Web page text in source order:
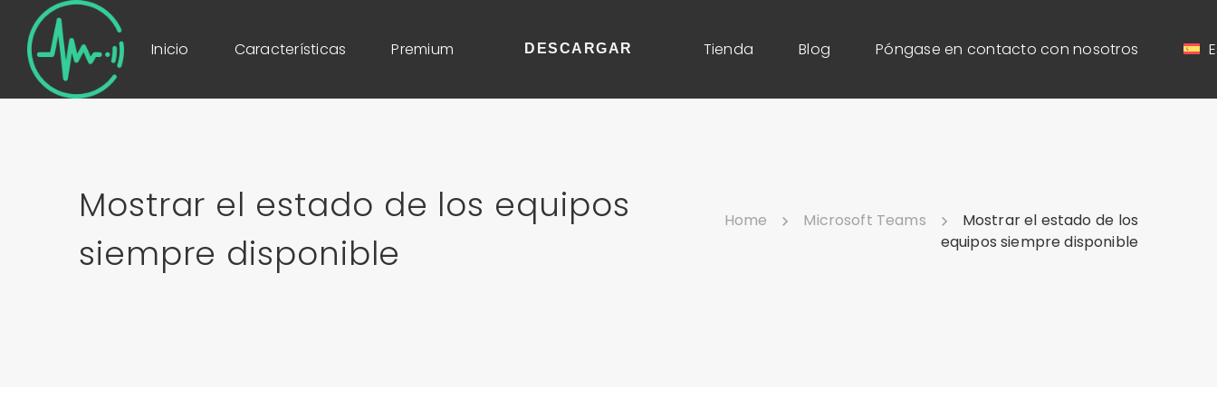
Inicio Características Premium DESCARGAR Tienda Blog Póngase en contacto con nosotros
Mostrar el estado de los equipos
siempre disponible
Home Microsoft Teams
Mostrar el estado de los
equipos siempre disponible